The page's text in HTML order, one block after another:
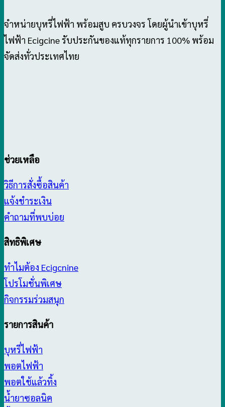
จำหน่ายบุหรี่ไฟฟ้า พร้อมสูบ ครบวงจร โดยผู้นำเข้าบุหรี่
ไฟฟ้า Ecigcine รับประกันของแท้ทุกรายการ 100% พร้อม
จัดส่งทั่วประเทศไทย
ช่วยเหลือ
วิธีการสั่งซื้อสินค้า
แจ้งชำระเงิน
คำถามที่พบบ่อย
สิทธิพิเศษ
ทำไมต้อง Ecigcnine
โปรโมชั่นพิเศษ
กิจกรรมร่วมสนุก
รายการสินค้า
บุหรี่ไฟฟ้า
พอตไฟฟ้า
พอตใช้แล้วทิ้ง
น้ำยาซอลนิค